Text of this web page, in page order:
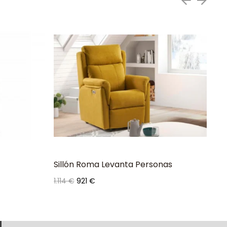
Sillón Roma Levanta Personas
Precio
1.114 € Precio
921 €